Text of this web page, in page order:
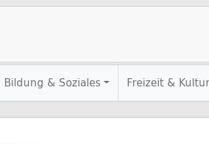
Bildung & Soziales Freizeit & Kultur